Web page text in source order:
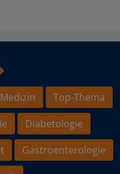
Top-Thema
Diabetologie
Gastroenterologie